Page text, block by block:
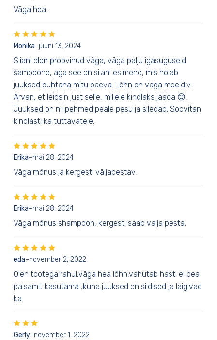
Väga hea.
Monika–juuni 13, 2024
Siiani olen proovinud väga, väga palju igasuguseid
šampoone, aga see on siiani esimene, mis hoiab
juuksed puhtana mitu päeva. Lõhn on väga meeldiv.
Arvan, et leidsin just selle, millele kindlaks jääda 😊.
Juuksed on nii pehmed peale pesu ja siledad. Soovitan
kindlasti ka tuttavatele.
Erika–mai 28, 2024
Väga mõnus ja kergesti väljapestav.
Erika–mai 28, 2024
Väga mõnus shampoon, kergesti saab välja pesta.
eda–november 2, 2022
Olen tootega rahul,väga hea lõhn,vahutab hästi ei pea
palsamit kasutama ,kuna juuksed on siidised ja läigivad
ka.
Gerly–november 1, 2022